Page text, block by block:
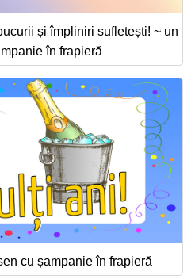
și împliniri sufletești! ~ un
în frapieră
cu șampanie în frapieră